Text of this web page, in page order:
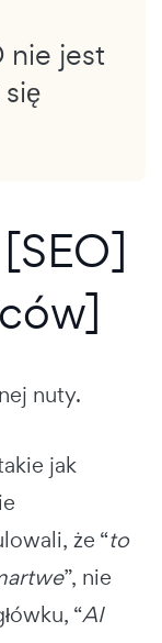
nie jest
nuty.
jak
że “to
”, nie
“AI